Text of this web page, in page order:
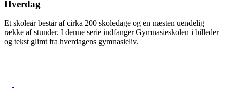
Hverdag
Et skoleår består af cirka 200 skoledage og en næsten uendelig
række af stunder. I denne serie indfanger Gymnasieskolen i billeder
og tekst glimt fra hverdagens gymnasieliv.